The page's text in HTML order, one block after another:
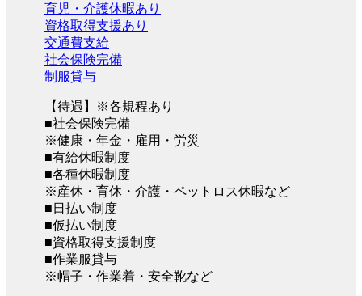
育児・介護休暇あり
資格取得支援あり
交通費支給
社会保険完備
制服貸与
【待遇】※各規程あり
■社会保険完備
※健康・年金・雇用・労災
■有給休暇制度
■各種休暇制度
※産休・育休・介護・ペットロス休暇など
■日払い制度
■仮払い制度
■資格取得支援制度
■作業服貸与
※帽子・作業着・安全靴など